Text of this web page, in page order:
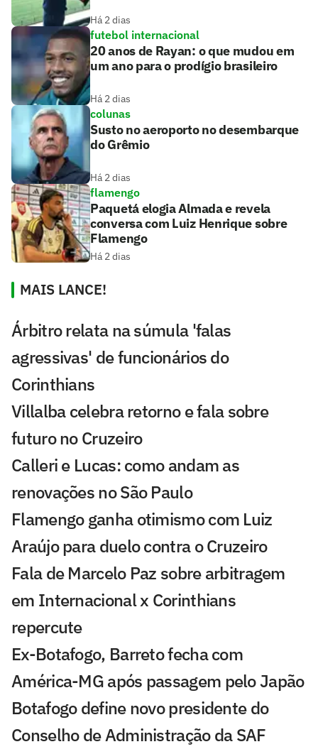
Há 2 dias
futebol internacional
20 anos de Rayan: o que mudou em
um ano para o prodígio brasileiro
Há 2 dias
colunas
Susto no aeroporto no desembarque
do Grêmio
Há 2 dias
flamengo
Paquetá elogia Almada e revela
conversa com Luiz Henrique sobre
Flamengo
Há 2 dias
MAIS LANCE!
Árbitro relata na súmula 'falas
agressivas' de funcionários do
Corinthians
Villalba celebra retorno e fala sobre
futuro no Cruzeiro
Calleri e Lucas: como andam as
renovações no São Paulo
Flamengo ganha otimismo com Luiz
Araújo para duelo contra o Cruzeiro
Fala de Marcelo Paz sobre arbitragem
em Internacional x Corinthians
repercute
Ex-Botafogo, Barreto fecha com
América-MG após passagem pelo Japão
Botafogo define novo presidente do
Conselho de Administração da SAF